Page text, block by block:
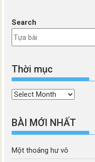
Search
Thời mục
Thời
BÀI MỚI NHẤT
Một thoáng hư vô